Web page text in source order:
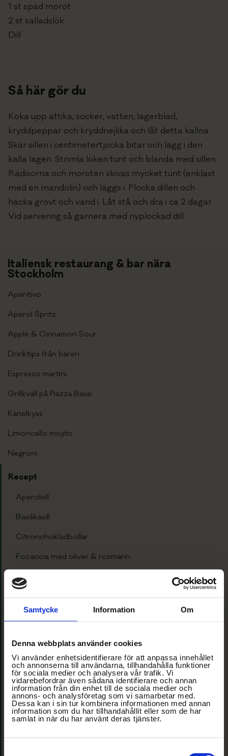
Samtycke Information Om
Denna webbplats använder cookies
Vi använder enhetsidentifierare för att anpassa innehållet
och annonserna till användarna, tillhandahålla funktioner
för sociala medier och analysera vår trafik. Vi
vidarebefordrar även sådana identifierare och annan
information från din enhet till de sociala medier och
annons- och analysföretag som vi samarbetar med.
Dessa kan i sin tur kombinera informationen med annan
information som du har tillhandahållit eller som de har
samlat in när du har använt deras tjänster.
1 st späd morot
2 st salladslök
Dill
Så här gör du
Koka upp ättika, socker, vatten, lagerblad,
kryddpeppar och kryddnejlika och låt detta kallna.
Skär sillen i centimetertjocka bitar och lägg i den
kalla lagen. Strimla löken tunt och blanda med sillen.
Rädisorna och moroten skivas mycket tunt (enklast
med en mandolin) och läggs i. Plocka dillen och
hacka grovt och vänd i. Låt stå och dra i ca 2 dagar.
Vid servering så garnera med nyplockad dill.
Italiensk restaurang & bar nära
Stockholm
Aperitivo
Aperol Spritz
Apple & Cinnamon Sour
Drinktips från baren
Espresso martini
Grillkväll på Piazza Bassi
Kanelkyss
Limoncello mojito
Negroni
Recept
Aperolsill
Basilikasill
Citronchokladbollar
Focaccia med oliver & rosmarin
Limoncellosill
Pasta ”spicy vodka”
Pastadeg
Pesto
Polpette pasquali
Ragu